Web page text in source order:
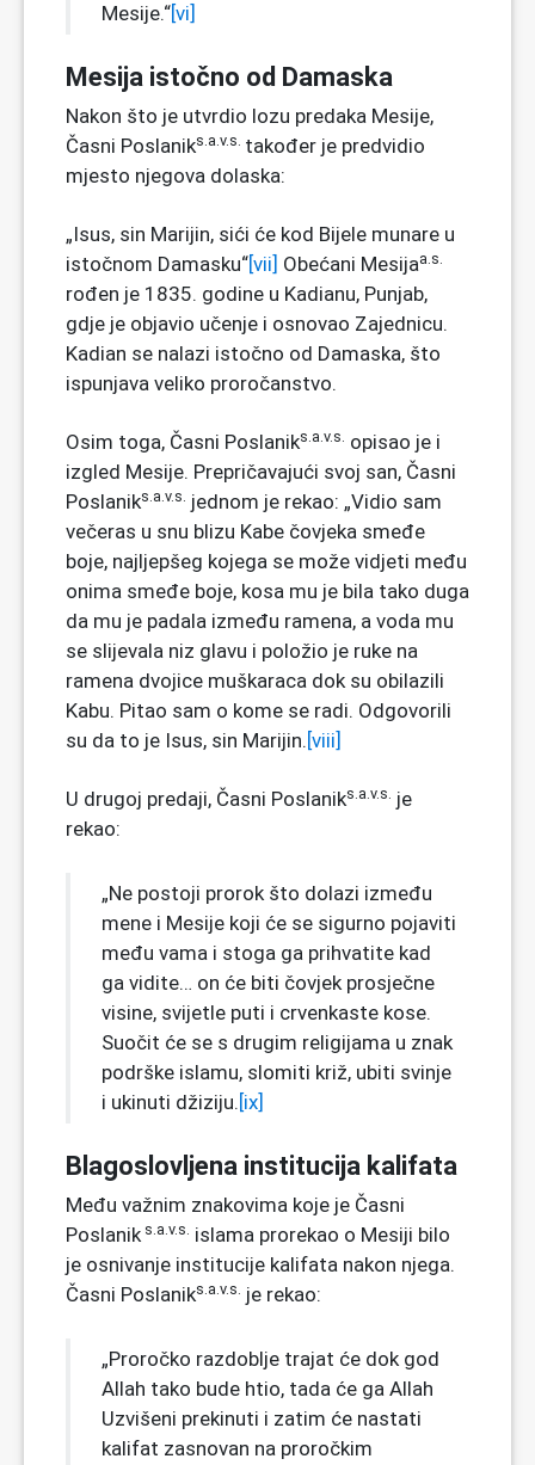
Mesije.“[vi]
Mesija istočno od Damaska
Nakon što je utvrdio lozu predaka Mesije,
Časni Poslaniks.a.v.s. također je predvidio
mjesto njegova dolaska:
„Isus, sin Marijin, sići će kod Bijele munare u
istočnom Damasku“[vii] Obećani Mesijaa.s.
rođen je 1835. godine u Kadianu, Punjab,
gdje je objavio učenje i osnovao Zajednicu.
Kadian se nalazi istočno od Damaska, što
ispunjava veliko proročanstvo.
Osim toga, Časni Poslaniks.a.v.s. opisao je i
izgled Mesije. Prepričavajući svoj san, Časni
Poslaniks.a.v.s. jednom je rekao: „Vidio sam
večeras u snu blizu Kabe čovjeka smeđe
boje, najljepšeg kojega se može vidjeti među
onima smeđe boje, kosa mu je bila tako duga
da mu je padala između ramena, a voda mu
se slijevala niz glavu i položio je ruke na
ramena dvojice muškaraca dok su obilazili
Kabu. Pitao sam o kome se radi. Odgovorili
su da to je Isus, sin Marijin.[viii]
U drugoj predaji, Časni Poslaniks.a.v.s. je
rekao:
„Ne postoji prorok što dolazi između
mene i Mesije koji će se sigurno pojaviti
među vama i stoga ga prihvatite kad
ga vidite… on će biti čovjek prosječne
visine, svijetle puti i crvenkaste kose.
Suočit će se s drugim religijama u znak
podrške islamu, slomiti križ, ubiti svinje
i ukinuti džiziju.[ix]
Blagoslovljena institucija kalifata
Među važnim znakovima koje je Časni
Poslanik s.a.v.s. islama prorekao o Mesiji bilo
je osnivanje institucije kalifata nakon njega.
Časni Poslaniks.a.v.s. je rekao:
„Proročko razdoblje trajat će dok god
Allah tako bude htio, tada će ga Allah
Uzvišeni prekinuti i zatim će nastati
kalifat zasnovan na proročkim